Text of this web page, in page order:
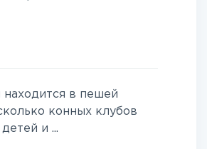
в пешей
конных клубов
и ...